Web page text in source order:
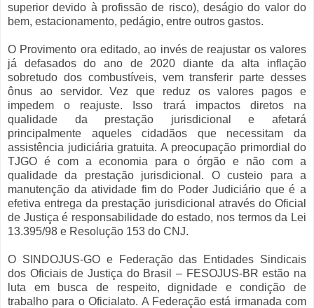
superior devido à profissão de risco), deságio do valor do
bem, estacionamento, pedágio, entre outros gastos.
O Provimento ora editado, ao invés de reajustar os valores
já defasados do ano de 2020 diante da alta inflação
sobretudo dos combustíveis, vem transferir parte desses
ônus ao servidor. Vez que reduz os valores pagos e
impedem o reajuste. Isso trará impactos diretos na
qualidade da prestação jurisdicional e afetará
principalmente aqueles cidadãos que necessitam da
assistência judiciária gratuita. A preocupação primordial do
TJGO é com a economia para o órgão e não com a
qualidade da prestação jurisdicional. O custeio para a
manutenção da atividade fim do Poder Judiciário que é a
efetiva entrega da prestação jurisdicional através do Oficial
de Justiça é responsabilidade do estado, nos termos da Lei
13.395/98 e Resolução 153 do CNJ.
O SINDOJUS-GO e Federação das Entidades Sindicais
dos Oficiais de Justiça do Brasil – FESOJUS-BR estão na
luta em busca de respeito, dignidade e condição de
trabalho para o Oficialato. A Federação está irmanada com